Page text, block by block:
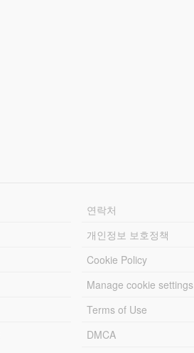
연락처
개인정보 보호정책
Cookie Policy
Manage cookie settings
Terms of Use
DMCA